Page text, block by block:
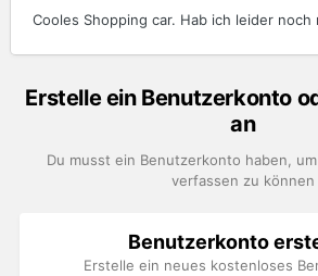
Cooles Shopping car. Hab ich leider noch
Erstelle ein Benutzerkonto
an
Du musst ein Benutzerkonto haben,
verfassen zu können
Benutzerkonto
Erstelle ein neues kostenloses